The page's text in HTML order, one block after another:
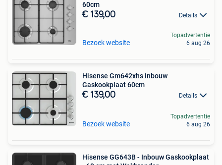
60cm
€ 139,00 Details
Bezoek website
Topadvertentie
6 aug 26
Hisense Gm642xhs Inbouw
Gaskookplaat 60cm
€ 139,00 Details
Bezoek website
Topadvertentie
6 aug 26
Hisense GG643B - Inbouw Gaskookplaat